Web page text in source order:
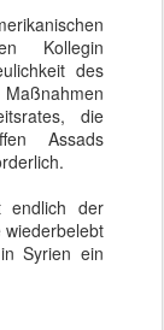
Kollegin
des
Maßnahmen
die
Assads
endlich der
Syrien ein